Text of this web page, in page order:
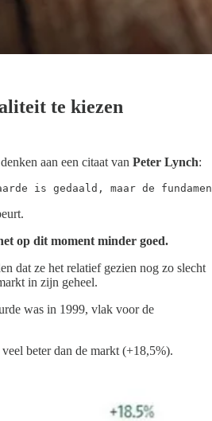
te kiezen
aan een citaat van Peter Lynch:
is gedaald, maar de
op dit moment minder goed.
dat ze het relatief gezien nog zo slecht
in zijn geheel.
was in 1999, vlak voor de
beter dan de markt (+18,5%).